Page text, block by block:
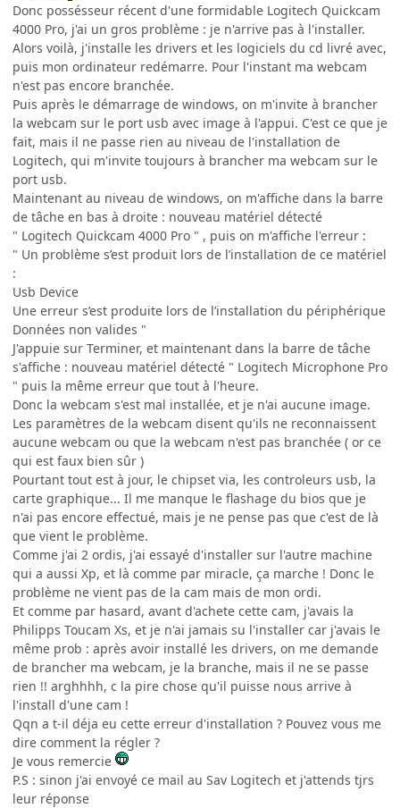
Donc possésseur récent d'une formidable Logitech Quickcam
4000 Pro, j'ai un gros problème : je n'arrive pas à l'installer.
Alors voilà, j'installe les drivers et les logiciels du cd livré avec,
puis mon ordinateur redémarre. Pour l'instant ma webcam
n'est pas encore branchée.
Puis après le démarrage de windows, on m'invite à brancher
la webcam sur le port usb avec image à l'appui. C'est ce que je
fait, mais il ne passe rien au niveau de l'installation de
Logitech, qui m'invite toujours à brancher ma webcam sur le
port usb.
Maintenant au niveau de windows, on m'affiche dans la barre
de tâche en bas à droite : nouveau matériel détecté
" Logitech Quickcam 4000 Pro " , puis on m'affiche l'erreur :
" Un problème s’est produit lors de l’installation de ce matériel
:
Usb Device
Une erreur s’est produite lors de l’installation du périphérique
Données non valides "
J'appuie sur Terminer, et maintenant dans la barre de tâche
s'affiche : nouveau matériel détecté " Logitech Microphone Pro
" puis la même erreur que tout à l'heure.
Donc la webcam s'est mal installée, et je n'ai aucune image.
Les paramètres de la webcam disent qu'ils ne reconnaissent
aucune webcam ou que la webcam n'est pas branchée ( or ce
qui est faux bien sûr )
Pourtant tout est à jour, le chipset via, les controleurs usb, la
carte graphique... Il me manque le flashage du bios que je
n'ai pas encore effectué, mais je ne pense pas que c'est de là
que vient le problème.
Comme j'ai 2 ordis, j'ai essayé d'installer sur l'autre machine
qui a aussi Xp, et là comme par miracle, ça marche ! Donc le
problème ne vient pas de la cam mais de mon ordi.
Et comme par hasard, avant d'achete cette cam, j'avais la
Philipps Toucam Xs, et je n'ai jamais su l'installer car j'avais le
même prob : après avoir installé les drivers, on me demande
de brancher ma webcam, je la branche, mais il ne se passe
rien !! arghhhh, c la pire chose qu'il puisse nous arrive à
l'install d'une cam !
Qqn a t-il déja eu cette erreur d'installation ? Pouvez vous me
dire comment la régler ?
Je vous remercie
P.S : sinon j'ai envoyé ce mail au Sav Logitech et j'attends tjrs
leur réponse